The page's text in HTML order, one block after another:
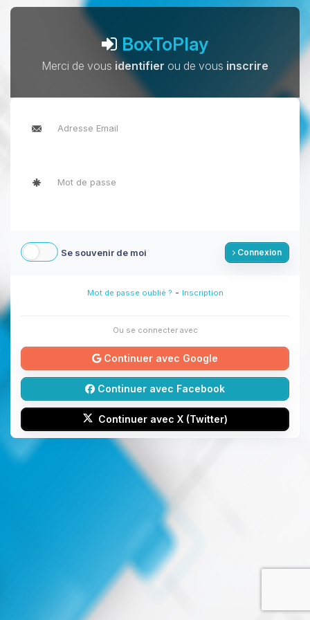
BoxToPlay
Merci de vous identifier ou de vous inscrire
Se souvenir de moi Connexion
Mot de passe oublié ? - Inscription
Ou se connecter avec
Continuer avec Google
Continuer avec Facebook
Continuer avec X (Twitter)